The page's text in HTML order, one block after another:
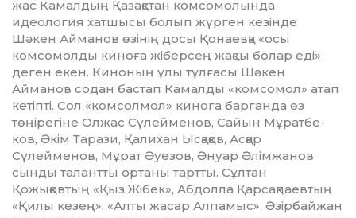
жас Камалдың Қазақстан комсомолында
идеология хатшысы болып жүрген кезінде
Шәкен Айманов өзінің досы Қонаевқа «осы
комсомолды киноға жіберсең жақсы бо­лар еді»
деген екен. Киноның ұлы тұлғасы Шәкен
Айманов содан бастап Камалды «комсомол» атап
кетіпті. Сол «комсолмол» киноға барғанда өз
төңірегіне Олжас Сүлейменов, Сайын Мұрат­бе­
ков, Әкім Тарази, Қалихан Ыс­қа­қов, Асқар
Сүлейменов, Мұрат Әуезов, Әнуар Әлімжанов
сынды талантты ортаны тартты. Сұлтан
Қожықовтың «Қыз Жібек», Абдолла Қарсақпаевтың
«Қилы ке­зең», «Алты жасар Алпамыс», Әзірбайжан